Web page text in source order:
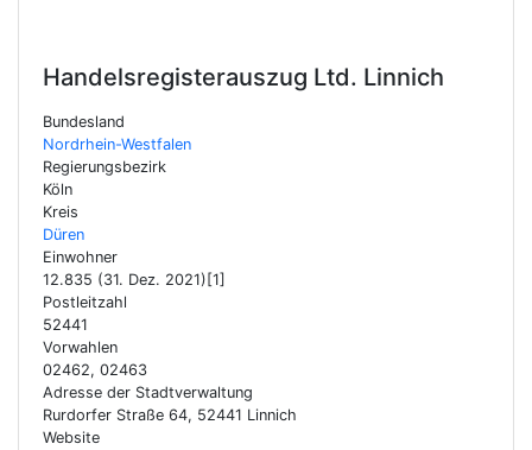
Handelsregisterauszug Ltd. Linnich
Bundesland
Nordrhein-Westfalen
Regierungsbezirk
Köln
Kreis
Düren
Einwohner
12.835 (31. Dez. 2021)[1]
Postleitzahl
52441
Vorwahlen
02462, 02463
Adresse der Stadtverwaltung
Rurdorfer Straße 64, 52441 Linnich
Website